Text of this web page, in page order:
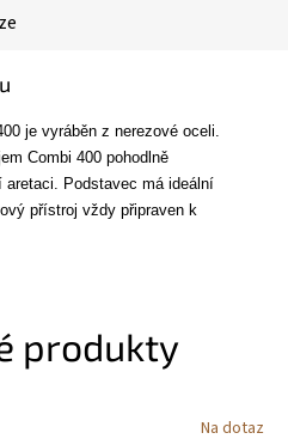
je vyráběn z nerezové oceli.
Combi 400 pohodlně
Podstavec má ideální
přístroj vždy připraven k
produkty
Na dotaz